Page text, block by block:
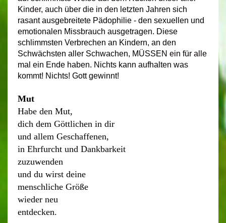
Kinder, auch über die in den letzten Jahren sich
rasant ausgebreitete Pädophilie - den sexuellen und
emotionalen Missbrauch ausgetragen. Diese
schlimmsten Verbrechen an Kindern, an den
Schwächsten aller Schwachen, MÜSSEN ein für alle
mal ein Ende haben. Nichts kann aufhalten was
kommt! Nichts! Gott gewinnt!
Mut
Habe den Mut,
dich dem Göttlichen in dir
und allem Geschaffenen,
in Ehrfurcht und Dankbarkeit
zuzuwenden
und du wirst deine
menschliche Größe
wieder neu
entdecken.